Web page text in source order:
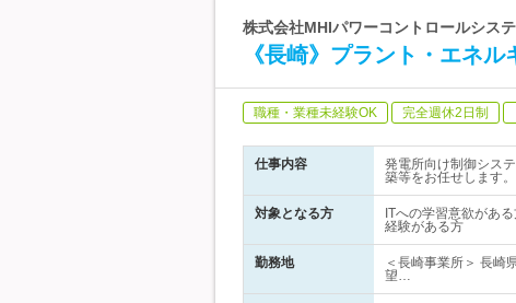
株式会社MHIパワーコントロールシス
《長崎》プラント・エネ
職種・業種未経験OK 完全週休2日制
仕事内容
発電所向け制御シス
築等をお任せします。
対象となる方
ITへの学習意欲があ
経験がある方
勤務地
＜長崎事業所＞ 長崎
望…